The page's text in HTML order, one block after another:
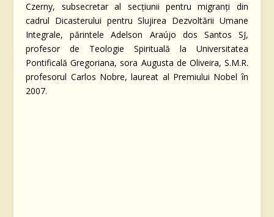
Czerny, subsecretar al secțiunii pentru migranţi din
cadrul Dicasterului pentru Slujirea Dezvoltării Umane
Integrale, părintele Adelson Araújo dos Santos SJ,
profesor de Teologie Spirituală la Universitatea
Pontificală Gregoriana, sora Augusta de Oliveira, S.M.R.
profesorul Carlos Nobre, laureat al Premiului Nobel în
2007.